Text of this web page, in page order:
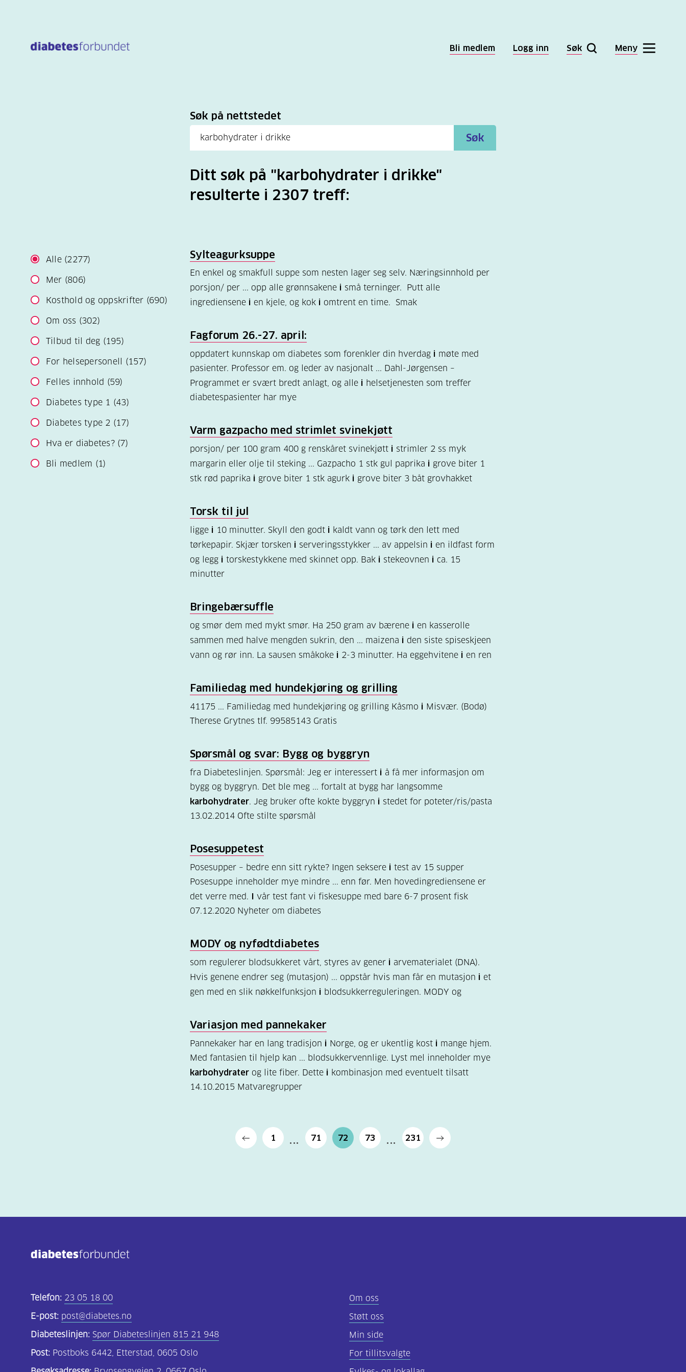
Bli medlem Logg inn Søk Meny
Søk
Søk på nettstedet
Søk
Ditt søk på "karbohydrater i drikke"
resulterte i 2307 treff:
Alle (2277)
Mer (806)
Kosthold og oppskrifter (690)
Om oss (302)
Tilbud til deg (195)
For helsepersonell (157)
Felles innhold (59)
Diabetes type 1 (43)
Diabetes type 2 (17)
Hva er diabetes? (7)
Bli medlem (1)
Sylteagurksuppe
En enkel og smakfull suppe som nesten lager seg selv. Næringsinnhold per
porsjon/ per ... opp alle grønnsakene i små terninger. Putt alle
ingrediensene i en kjele, og kok i omtrent en time. Smak
Fagforum 26.-27. april:
oppdatert kunnskap om diabetes som forenkler din hverdag i møte med
pasienter. Professor em. og leder av nasjonalt ... Dahl-Jørgensen –
Programmet er svært bredt anlagt, og alle i helsetjenesten som treffer
diabetespasienter har mye
Varm gazpacho med strimlet svinekjøtt
porsjon/ per 100 gram 400 g renskåret svinekjøtt i strimler 2 ss myk
margarin eller olje til steking ... Gazpacho 1 stk gul paprika i grove biter 1
stk rød paprika i grove biter 1 stk agurk i grove biter 3 båt grovhakket
Torsk til jul
ligge i 10 minutter. Skyll den godt i kaldt vann og tørk den lett med
tørkepapir. Skjær torsken i serveringsstykker ... av appelsin i en ildfast form
og legg i torskestykkene med skinnet opp. Bak i stekeovnen i ca. 15
minutter
Bringebærsuffle
og smør dem med mykt smør. Ha 250 gram av bærene i en kasserolle
sammen med halve mengden sukrin, den ... maizena i den siste spiseskjeen
vann og rør inn. La sausen småkoke i 2-3 minutter. Ha eggehvitene i en ren
Familiedag med hundekjøring og grilling
41175 ... Familiedag med hundekjøring og grilling Kåsmo i Misvær. (Bodø)
Therese Grytnes tlf. 99585143 Gratis
Spørsmål og svar: Bygg og byggryn
fra Diabeteslinjen. Spørsmål: Jeg er interessert i å få mer informasjon om
bygg og byggryn. Det ble meg ... fortalt at bygg har langsomme
karbohydrater. Jeg bruker ofte kokte byggryn i stedet for poteter/ris/pasta
13.02.2014 Ofte stilte spørsmål
Posesuppetest
Posesupper – bedre enn sitt rykte? Ingen seksere i test av 15 supper
Posesuppe inneholder mye mindre ... enn før. Men hovedingrediensene er
det verre med. I vår test fant vi fiskesuppe med bare 6-7 prosent fisk
07.12.2020 Nyheter om diabetes
MODY og nyfødtdiabetes
som regulerer blodsukkeret vårt, styres av gener i arvematerialet (DNA).
Hvis genene endrer seg (mutasjon) ... oppstår hvis man får en mutasjon i et
gen med en slik nøkkelfunksjon i blodsukkerreguleringen. MODY og
Variasjon med pannekaker
Pannekaker har en lang tradisjon i Norge, og er ukentlig kost i mange hjem.
Med fantasien til hjelp kan ... blodsukkervennlige. Lyst mel inneholder mye
karbohydrater og lite fiber. Dette i kombinasjon med eventuelt tilsatt
14.10.2015 Matvaregrupper
1 71 72 73 231
Telefon: 23 05 18 00
E-post: post@diabetes.no
Diabeteslinjen: Spør Diabeteslinjen 815 21 948
Post: Postboks 6442, Etterstad, 0605 Oslo
Om oss
Støtt oss
Min side
For tillitsvalgte